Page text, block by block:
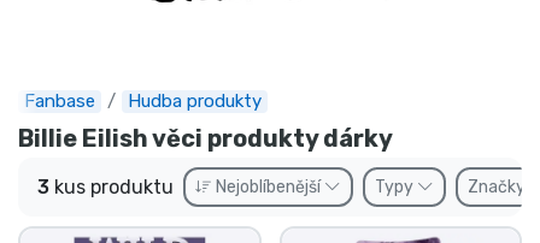
Fanbase Hudba produkty
Billie Eilish věci produkty dárky
3 kus produktu Nejoblíbenější Typy Značky
Expresní doručení
Předobjednat
Outlet produkty